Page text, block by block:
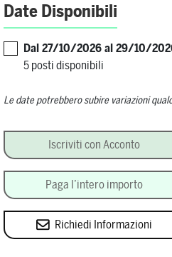
Date Disponibili
Dal 27/10/2026 al 29/10/
5 posti disponibili
Le date potrebbero subire variazioni
Iscriviti con Acconto
Paga l’intero importo
Richiedi Informazioni